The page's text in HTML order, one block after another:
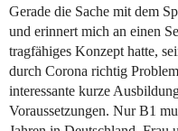
Gerade die Sache mit dem
und erinnert mich an einen
tragfähiges Konzept hatte,
durch Corona richtig
interessante kurze
Voraussetzungen. Nur B1